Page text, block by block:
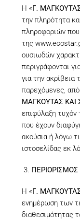
H «Γ.
την πληρότητα
πληροφοριών που
της
ουσιωδών
περιγράφονται
για την
παρεχόμενες,
ΜΑΓΚΟΥΤΑΣ ΚΑΙ
επιφύλαξη
που έχουν
ακούσια ή λόγω
ιστοσελίδας εκ
Η «Γ.
ενημέρωση των
διαθεσιμότητας